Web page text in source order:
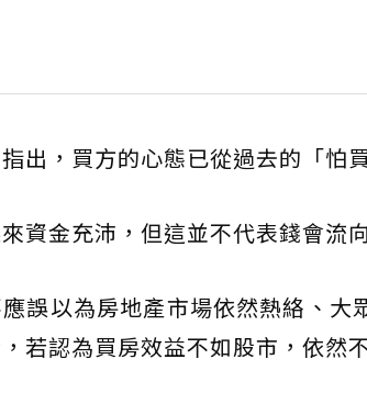
出，買方的心態已從過去的「怕
資金充沛，但這並不代表錢會流向
誤以為房地產市場依然熱絡、
若認為買房效益不如股市，依然